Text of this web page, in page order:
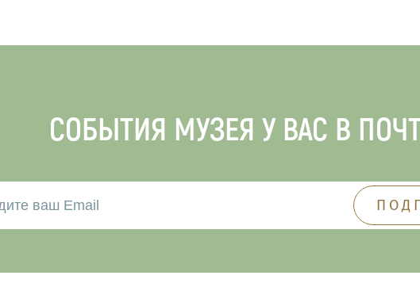
СОБЫТИЯ МУЗЕЯ У ВАС В